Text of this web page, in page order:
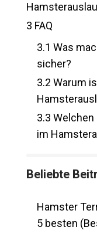
3 FAQ
3.1 Was
sicher?
3.2 Warum
3.3 Welchen
im
Beliebte
Hamster
5 besten